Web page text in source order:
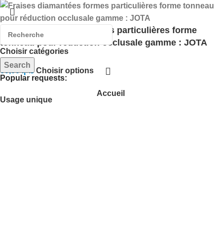
Choisir catégories
Search
Popular requests:
Usage unique
Fraises diamantées formes particulières forme
tonneau pour réduction occlusale gamme : JOTA
د.م.60,00 Choisir options
Accueil